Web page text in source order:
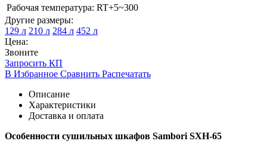
Рабочая температура: RT+5~300
Другие размеры:
129 л 210 л 284 л 452 л
Цена:
Звоните
Запросить КП
В Избранное Сравнить Распечатать
Описание
Характеристики
Доставка и оплата
Особенности сушильных шкафов Sambori SXH-65